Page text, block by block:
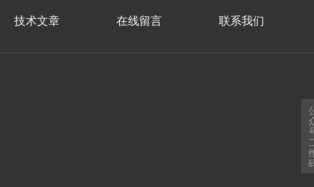
技术文章 在线留言 联系我们